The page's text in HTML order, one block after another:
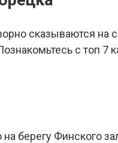
сказываются на
с топ 7
берегу Финского